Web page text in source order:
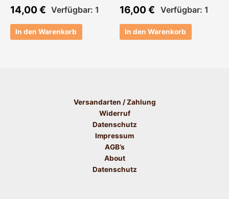
14,00€ Verfügbar: 1
In den Warenkorb
16,00€ Verfügbar: 1
In den Warenkorb
Versandarten / Zahlung
Widerruf
Datenschutz
Impressum
AGB’s
About
Datenschutz